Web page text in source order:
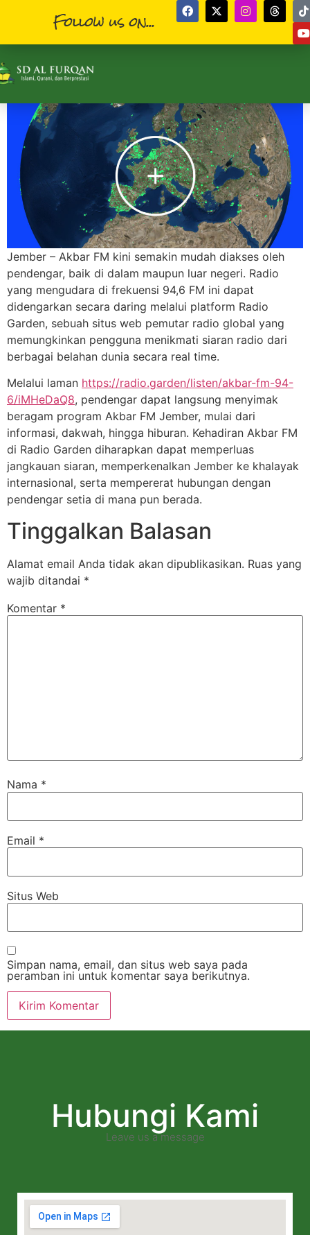
Follow us on...
Jember – Akbar FM kini semakin mudah diakses oleh
pendengar, baik di dalam maupun luar negeri. Radio
yang mengudara di frekuensi 94,6 FM ini dapat
didengarkan secara daring melalui platform Radio
Garden, sebuah situs web pemutar radio global yang
memungkinkan pengguna menikmati siaran radio dari
berbagai belahan dunia secara real time.
Melalui laman https://radio.garden/listen/akbar-fm-94-
6/iMHeDaQ8, pendengar dapat langsung menyimak
beragam program Akbar FM Jember, mulai dari
informasi, dakwah, hingga hiburan. Kehadiran Akbar FM
di Radio Garden diharapkan dapat memperluas
jangkauan siaran, memperkenalkan Jember ke khalayak
internasional, serta mempererat hubungan dengan
pendengar setia di mana pun berada.
Tinggalkan Balasan
Alamat email Anda tidak akan dipublikasikan. Ruas yang
wajib ditandai *
Komentar *
Nama *
Email *
Situs Web
Simpan nama, email, dan situs web saya pada
peramban ini untuk komentar saya berikutnya.
Hubungi Kami
Leave us a message